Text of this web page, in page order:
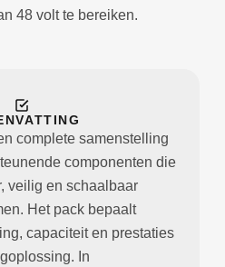
48 volt te bereiken.
complete samenstelling
componenten die
veilig en schaalbaar
Het pack bepaalt
capaciteit en prestaties
In